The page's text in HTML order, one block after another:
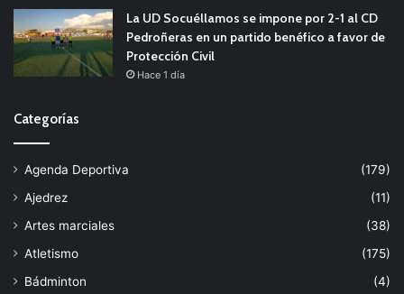
La UD Socuéllamos se impone por 2-1 al CD
Pedroñeras en un partido benéfico a favor de
Protección Civil
Hace 1 día
Categorías
Agenda Deportiva
(179)
Ajedrez
(11)
Artes marciales
(38)
Atletismo
(175)
Bádminton
(4)